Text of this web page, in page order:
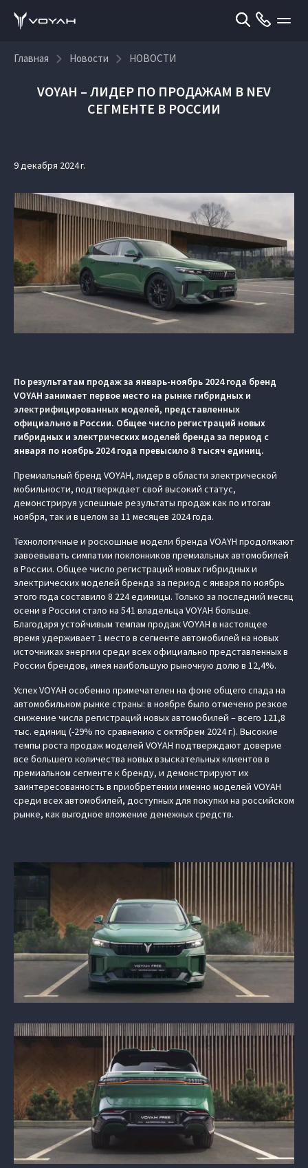
Главная Новости НОВОСТИ
VOYAH – ЛИДЕР ПО ПРОДАЖАМ В NEV
СЕГМЕНТЕ В РОССИИ
9 декабря 2024 г.
По результатам продаж за январь-ноябрь 2024 года бренд
VOYAH занимает первое место на рынке гибридных и
электрифицированных моделей, представленных
официально в России. Общее число регистраций новых
гибридных и электрических моделей бренда за период с
января по ноябрь 2024 года превысило 8 тысяч единиц.
Премиальный бренд VOYAH, лидер в области электрической
мобильности, подтверждает свой высокий статус,
демонстрируя успешные результаты продаж как по итогам
ноября, так и в целом за 11 месяцев 2024 года.
Технологичные и роскошные модели бренда VOAYH продолжают
завоевывать симпатии поклонников премиальных автомобилей
в России. Общее число регистраций новых гибридных и
электрических моделей бренда за период с января по ноябрь
этого года составило 8 224 единицы. Только за последний месяц
осени в России стало на 541 владельца VOYAH больше.
Благодаря устойчивым темпам продаж VOYAH в настоящее
время удерживает 1 место в сегменте автомобилей на новых
источниках энергии среди всех официально представленных в
России брендов, имея наибольшую рыночную долю в 12,4%.
Успех VOYAH особенно примечателен на фоне общего спада на
автомобильном рынке страны: в ноябре было отмечено резкое
снижение числа регистраций новых автомобилей – всего 121,8
тыс. единиц (-29% по сравнению с октябрем 2024 г.). Высокие
темпы роста продаж моделей VOYAH подтверждают доверие
все большего количества новых взыскательных клиентов в
премиальном сегменте к бренду, и демонстрируют их
заинтересованность в приобретении именно моделей VOYAH
среди всех автомобилей, доступных для покупки на российском
рынке, как выгодное вложение денежных средств.